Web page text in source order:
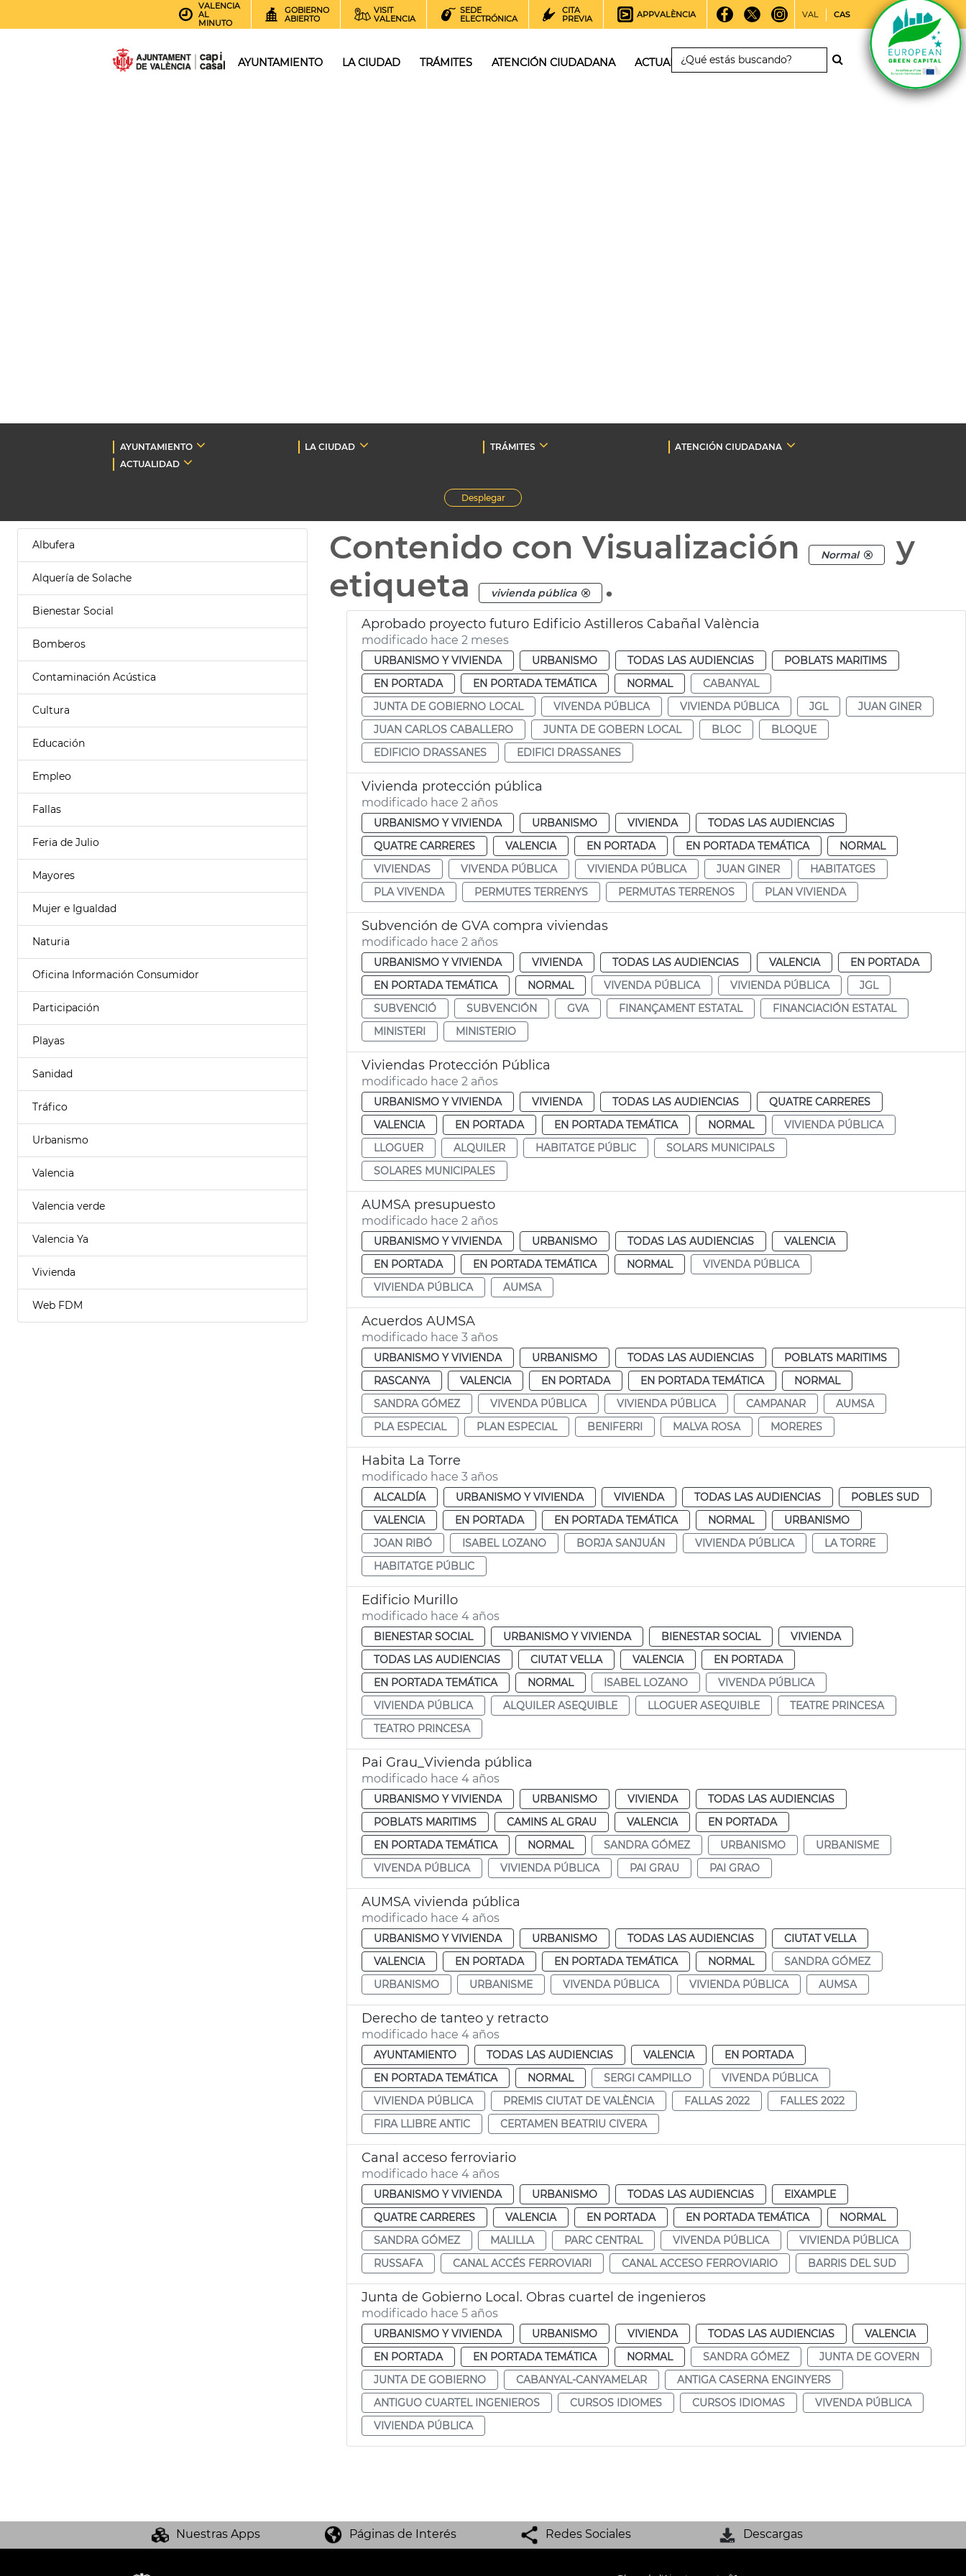
VALENCIA
AL
MINUTO
GOBIERNO
ABIERTO
VISIT
VALENCIA
SEDE
ELECTRÓNICA
CITA
PREVIA
APPVALÈNCIA VAL CAS
AYUNTAMIENTO LA CIUDAD TRÁMITES ATENCIÓN CIUDADANA ACTUALIDAD
AYUNTAMIENTO LA CIUDAD TRÁMITES
ATENCIÓN CIUDADANA
ACTUALIDAD
Desplegar
Albufera
Alquería de Solache
Bienestar Social
Bomberos
Contaminación Acústica
Cultura
Educación
Empleo
Fallas
Feria de Julio
Mayores
Mujer e Igualdad
Naturia
Oficina Información Consumidor
Participación
Playas
Sanidad
Tráfico
Urbanismo
Valencia
Valencia verde
Valencia Ya
Vivienda
Web FDM
Contenido con Visualización Normal
y
etiqueta
vivienda pública .
Aprobado proyecto futuro Edificio Astilleros Cabañal València
modificado hace 2 meses
URBANISMO Y VIVIENDA URBANISMO TODAS LAS AUDIENCIAS
POBLATS MARITIMS
EN PORTADA
EN PORTADA TEMÁTICA NORMAL
CABANYAL
JUNTA DE GOBIERNO LOCAL
VIVENDA PÚBLICA VIVIENDA PÚBLICA JGL
JUAN GINER
JUAN CARLOS CABALLERO
JUNTA DE GOBERN LOCAL BLOC
BLOQUE
EDIFICIO DRASSANES
EDIFICI DRASSANES
Vivienda protección pública
modificado hace 2 años
URBANISMO Y VIVIENDA URBANISMO VIVIENDA
TODAS LAS AUDIENCIAS
QUATRE CARRERES
VALENCIA EN PORTADA EN PORTADA TEMÁTICA
NORMAL
VIVIENDAS
VIVENDA PÚBLICA VIVIENDA PÚBLICA JUAN GINER
HABITATGES
PLA VIVENDA
PERMUTES TERRENYS PERMUTAS TERRENOS PLAN VIVIENDA
Subvención de GVA compra viviendas
modificado hace 2 años
URBANISMO Y VIVIENDA VIVIENDA TODAS LAS AUDIENCIAS VALENCIA
EN PORTADA
EN PORTADA TEMÁTICA
NORMAL VIVENDA PÚBLICA VIVIENDA PÚBLICA
JGL
SUBVENCIÓ
SUBVENCIÓN GVA FINANÇAMENT ESTATAL
FINANCIACIÓN ESTATAL
MINISTERI
MINISTERIO
Viviendas Protección Pública
modificado hace 2 años
URBANISMO Y VIVIENDA VIVIENDA TODAS LAS AUDIENCIAS
QUATRE CARRERES
VALENCIA
EN PORTADA EN PORTADA TEMÁTICA NORMAL
VIVIENDA PÚBLICA
LLOGUER
ALQUILER HABITATGE PÚBLIC
SOLARS MUNICIPALS
SOLARES MUNICIPALES
AUMSA presupuesto
modificado hace 2 años
URBANISMO Y VIVIENDA URBANISMO TODAS LAS AUDIENCIAS
VALENCIA
EN PORTADA
EN PORTADA TEMÁTICA NORMAL
VIVENDA PÚBLICA
VIVIENDA PÚBLICA
AUMSA
Acuerdos AUMSA
modificado hace 3 años
URBANISMO Y VIVIENDA URBANISMO TODAS LAS AUDIENCIAS
POBLATS MARITIMS
RASCANYA
VALENCIA EN PORTADA EN PORTADA TEMÁTICA
NORMAL
SANDRA GÓMEZ
VIVENDA PÚBLICA VIVIENDA PÚBLICA CAMPANAR
AUMSA
PLA ESPECIAL
PLAN ESPECIAL BENIFERRI MALVA ROSA MORERES
Habita La Torre
modificado hace 3 años
ALCALDÍA URBANISMO Y VIVIENDA VIVIENDA TODAS LAS AUDIENCIAS
POBLES SUD
VALENCIA
EN PORTADA EN PORTADA TEMÁTICA NORMAL
URBANISMO
JOAN RIBÓ
ISABEL LOZANO BORJA SANJUÁN VIVIENDA PÚBLICA
LA TORRE
HABITATGE PÚBLIC
Edificio Murillo
modificado hace 4 años
BIENESTAR SOCIAL URBANISMO Y VIVIENDA BIENESTAR SOCIAL
VIVIENDA
TODAS LAS AUDIENCIAS
CIUTAT VELLA VALENCIA
EN PORTADA
EN PORTADA TEMÁTICA
NORMAL ISABEL LOZANO
VIVENDA PÚBLICA
VIVIENDA PÚBLICA
ALQUILER ASEQUIBLE LLOGUER ASEQUIBLE
TEATRE PRINCESA
TEATRO PRINCESA
Pai Grau_Vivienda pública
modificado hace 4 años
URBANISMO Y VIVIENDA URBANISMO VIVIENDA
TODAS LAS AUDIENCIAS
POBLATS MARITIMS
CAMINS AL GRAU VALENCIA
EN PORTADA
EN PORTADA TEMÁTICA
NORMAL SANDRA GÓMEZ URBANISMO
URBANISME
VIVENDA PÚBLICA
VIVIENDA PÚBLICA PAI GRAU PAI GRAO
AUMSA vivienda pública
modificado hace 4 años
URBANISMO Y VIVIENDA URBANISMO TODAS LAS AUDIENCIAS
CIUTAT VELLA
VALENCIA
EN PORTADA EN PORTADA TEMÁTICA NORMAL
SANDRA GÓMEZ
URBANISMO
URBANISME VIVENDA PÚBLICA VIVIENDA PÚBLICA AUMSA
Derecho de tanteo y retracto
modificado hace 4 años
AYUNTAMIENTO TODAS LAS AUDIENCIAS VALENCIA
EN PORTADA
EN PORTADA TEMÁTICA
NORMAL SERGI CAMPILLO
VIVENDA PÚBLICA
VIVIENDA PÚBLICA
PREMIS CIUTAT DE VALÈNCIA FALLAS 2022
FALLES 2022
FIRA LLIBRE ANTIC
CERTAMEN BEATRIU CIVERA
Canal acceso ferroviario
modificado hace 4 años
URBANISMO Y VIVIENDA URBANISMO TODAS LAS AUDIENCIAS
EIXAMPLE
QUATRE CARRERES
VALENCIA EN PORTADA EN PORTADA TEMÁTICA
NORMAL
SANDRA GÓMEZ
MALILLA PARC CENTRAL VIVENDA PÚBLICA
VIVIENDA PÚBLICA
RUSSAFA
CANAL ACCÉS FERROVIARI CANAL ACCESO FERROVIARIO BARRIS DEL SUD
Junta de Gobierno Local. Obras cuartel de ingenieros
modificado hace 5 años
URBANISMO Y VIVIENDA URBANISMO VIVIENDA TODAS LAS AUDIENCIAS
VALENCIA
EN PORTADA
EN PORTADA TEMÁTICA NORMAL SANDRA GÓMEZ
JUNTA DE GOVERN
JUNTA DE GOBIERNO
CABANYAL-CANYAMELAR
ANTIGA CASERNA ENGINYERS
ANTIGUO CUARTEL INGENIEROS
CURSOS IDIOMES CURSOS IDIOMAS
VIVENDA PÚBLICA
VIVIENDA PÚBLICA
Nuestras Apps Páginas de Interés Redes Sociales Descargas